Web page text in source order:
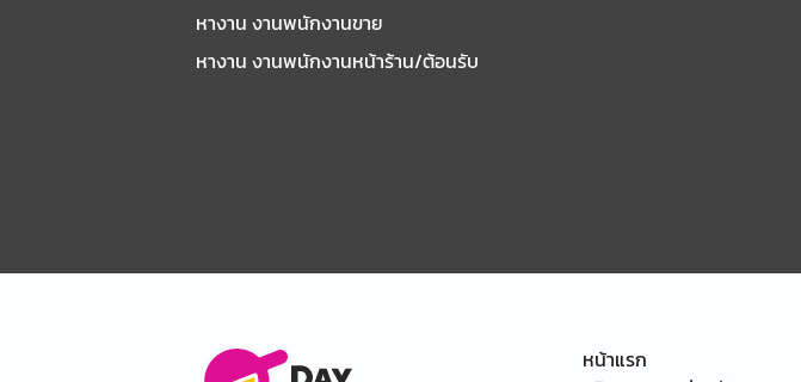
หางาน งานพนักงานขาย
หางาน งานพนักงานหน้าร้าน/ต้อนรับ
หน้าแรก